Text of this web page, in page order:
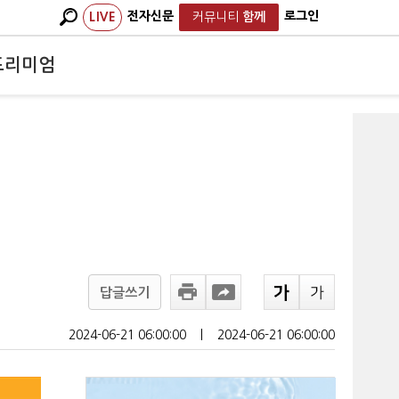
LIVE 전자신문 커뮤니티 함께 로그인
리미엄
답글쓰기
2024-06-21 06:00:00 2024-06-21 06:00:00